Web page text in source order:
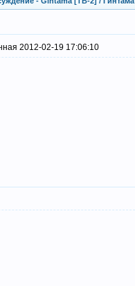
2012-02-19 17:06:10